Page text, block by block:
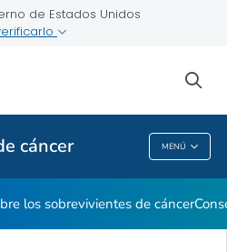
de Estados Unidos
cáncer MENÚ
Cáncer
los sobrevivientes de cáncer